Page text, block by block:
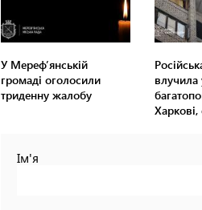
У Мереф’янській
громаді оголосили
триденну жалобу
влучила
Харкові,
Ім'я